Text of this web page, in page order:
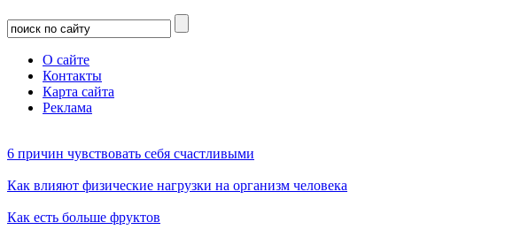
О сайте
Контакты
Карта сайта
Реклама
6 причин чувствовать себя счастливыми
Как влияют физические нагрузки на организм человека
Как есть больше фруктов